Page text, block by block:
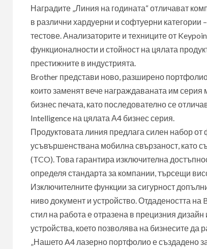
Наградите „Линия на годината“ отличават
в различни хардуерни и софтуерни категории
тестове. Анализаторите и техниците от
функционалности и стойност на цялата
престижните в индустрията.
Brother представи ново, разширено
които заменят вече награждаваната им
бизнес печата, като последователно се
Intelligence на цялата А4 бизнес серия.
Продуктовата линия предлага силен набор
усъвършенствана мобилна свързаност, като
(TCO). Това гарантира изключителна
определя стандарта за компании, търсещи
Изключителните функции за сигурност
ниво документ и устройство. Отдадеността
стил на работа е отразена в прецизния
устройства, което позволява на бизнесите да
„Нашето A4 лазерно портфолио е създадено